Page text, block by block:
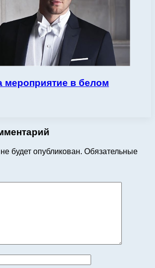
мероприятие в белом
будет опубликован. Обязательные